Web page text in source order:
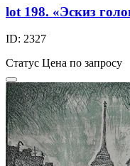
lot 198. «Эскиз
ID: 2327
Статус Цена по запросу